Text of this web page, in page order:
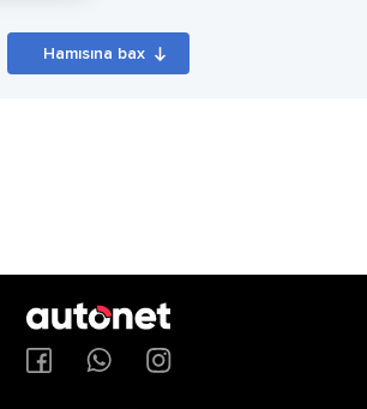
Hamısına bax